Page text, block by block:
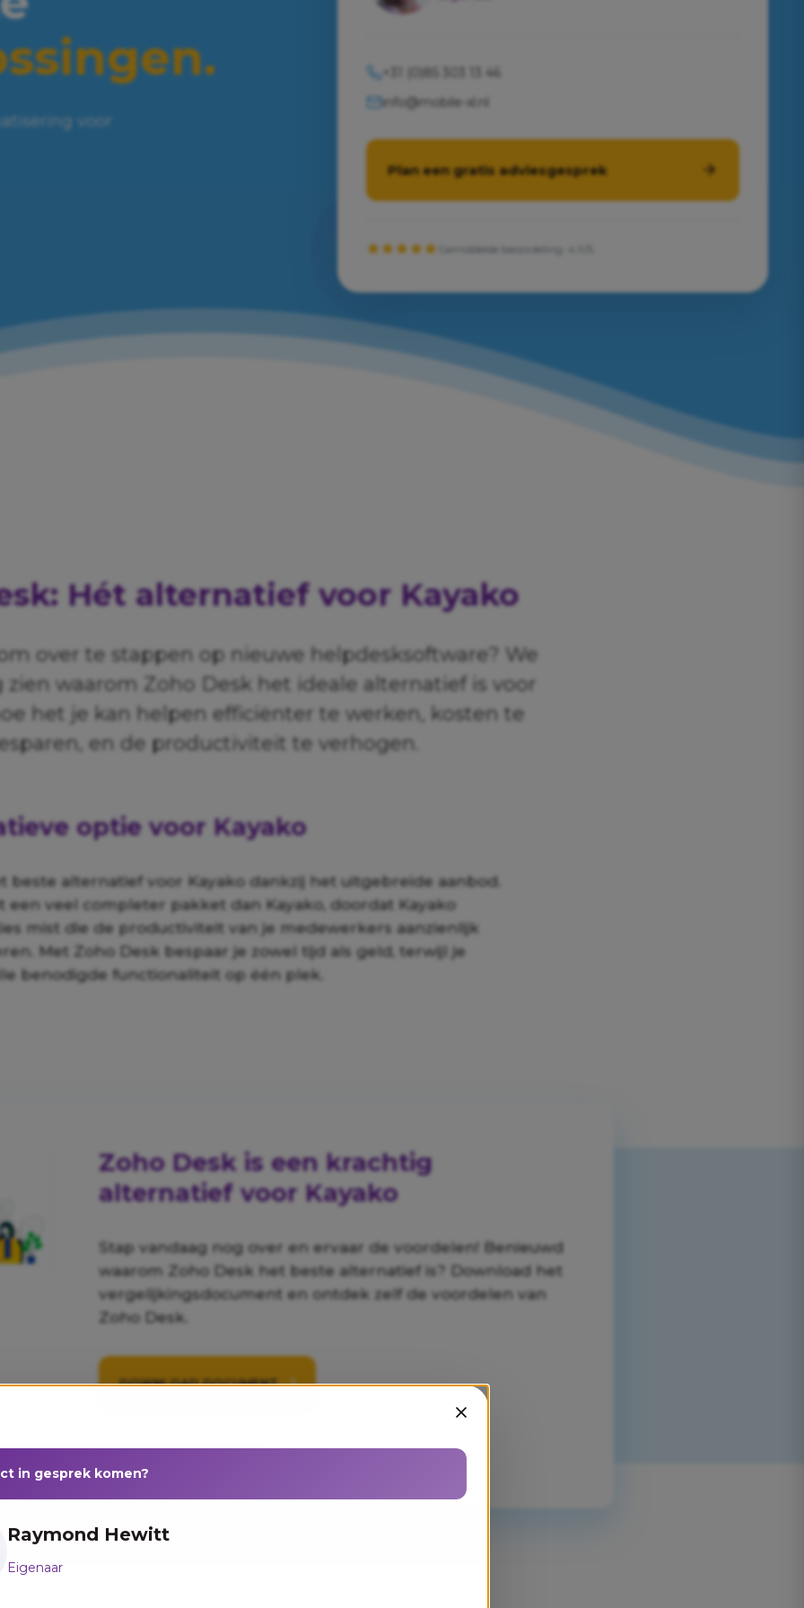
voor
+31 (0)85 303 13 46
info@mobile-xl.nl
Plan een gratis adviesgesprek
Gemiddelde beoordeling: 4.9/5
Hét alternatief voor Kayako
over te stappen op nieuwe helpdesksoftware? We
zien waarom Zoho Desk het ideale alternatief is voor
het je kan helpen efficiënter te werken, kosten te
en de productiviteit te verhogen.
optie voor Kayako
beste alternatief voor Kayako dankzij het uitgebreide aanbod.
een veel completer pakket dan Kayako, doordat Kayako
mist die de productiviteit van je medewerkers aanzienlijk
Met Zoho Desk bespaar je zowel tijd als geld, terwijl je
benodigde functionaliteit op één plek.
Zoho Desk is een krachtig
alternatief voor Kayako
Stap vandaag nog over en ervaar de voordelen! Benieuwd
waarom Zoho Desk het beste alternatief is? Download het
vergelijkingsdocument en ontdek zelf de voordelen van
Zoho Desk.
DOWNLOAD DOCUMENT
Sluiten
in gesprek komen?
Raymond Hewitt
Eigenaar